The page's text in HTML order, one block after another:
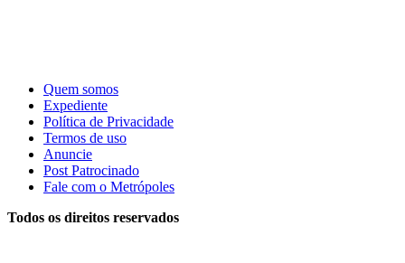
Quem somos
Expediente
Política de Privacidade
Termos de uso
Anuncie
Post Patrocinado
Fale com o Metrópoles
Todos os direitos reservados